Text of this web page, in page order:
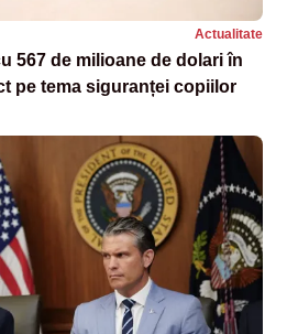
Actualitate
567 de milioane de dolari în
pe tema siguranței copiilor